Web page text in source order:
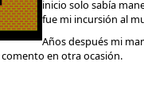
inicio solo sabía
fue mi incursión al
Años después mi
en otra ocasión.